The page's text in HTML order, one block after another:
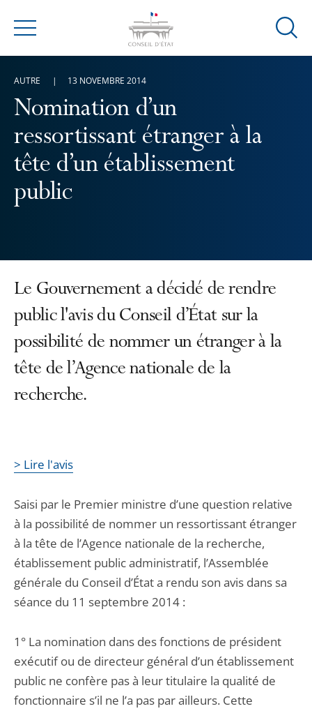
Menu
Ouvrir
Nomination d’un
ressortissant étranger à la
tête d’un établissement
public
AUTRE 13 NOVEMBRE 2014
Le Gouvernement a décidé de rendre
public l'avis du Conseil d’État sur la
possibilité de nommer un étranger à la
tête de l’Agence nationale de la
recherche.
> Lire l'avis
Saisi par le Premier ministre d’une question relative
à la possibilité de nommer un ressortissant étranger
à la tête de l’Agence nationale de la recherche,
établissement public administratif, l’Assemblée
générale du Conseil d’État a rendu son avis dans sa
séance du 11 septembre 2014 :
1° La nomination dans des fonctions de président
exécutif ou de directeur général d’un établissement
public ne confère pas à leur titulaire la qualité de
fonctionnaire s’il ne l’a pas par ailleurs. Cette